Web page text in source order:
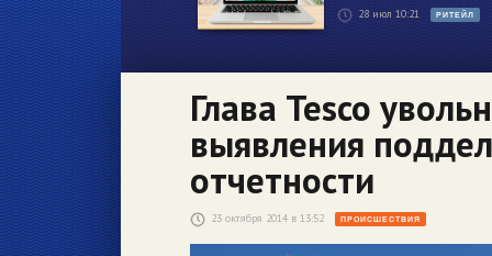
28 июл 10:21 РИТЕЙЛ
Глава Tesco
выявления
отчетности
23 октября 2014 в 13:52 ПРОИСШЕСТВИЯ